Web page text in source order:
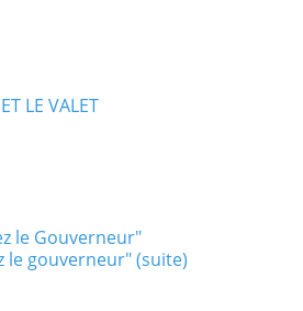
LE VALET
le Gouverneur"
le gouverneur" (suite)